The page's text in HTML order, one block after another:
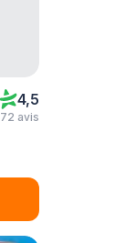
4,5
72 avis